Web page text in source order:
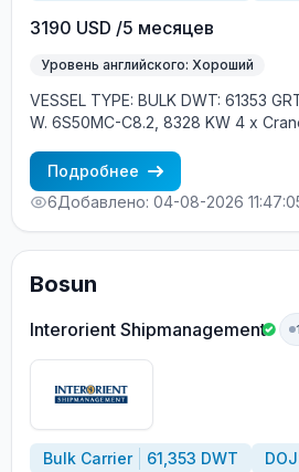
3190 USD /5 месяцев
Уровень английского: Хороший
VESSEL TYPE: BULK DWT: 61353
W. 6S50MC-C8.2, 8328 KW 4 x
BUILT: 2013, JAPAN MIN
MIN. 1 CONTR. - RUSSIAN NATIONAL
Подробнее
6Добавлено: 04-08-2026
Bosun
Interorient Shipmanagement
Bulk Carrier 61,353 DWT